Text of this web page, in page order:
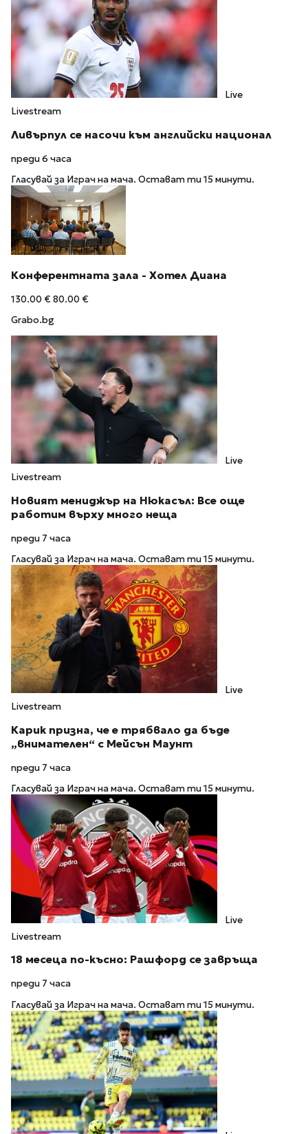
Live
Livestream
Ливърпул се насочи към английски национал
преди 6 часа
Гласувай за Играч на мача. Остават ти 15 минути.
Конферентната зала - Хотел Диана
130.00 €80.00 €
Grabo.bg
Live
Livestream
Новият мениджър на Нюкасъл: Все още
работим върху много неща
преди 7 часа
Гласувай за Играч на мача. Остават ти 15 минути.
Live
Livestream
Карик призна, че е трябвало да бъде
„внимателен“ с Мейсън Маунт
преди 7 часа
Гласувай за Играч на мача. Остават ти 15 минути.
Live
Livestream
18 месеца по-късно: Рашфорд се завръща
преди 7 часа
Гласувай за Играч на мача. Остават ти 15 минути.